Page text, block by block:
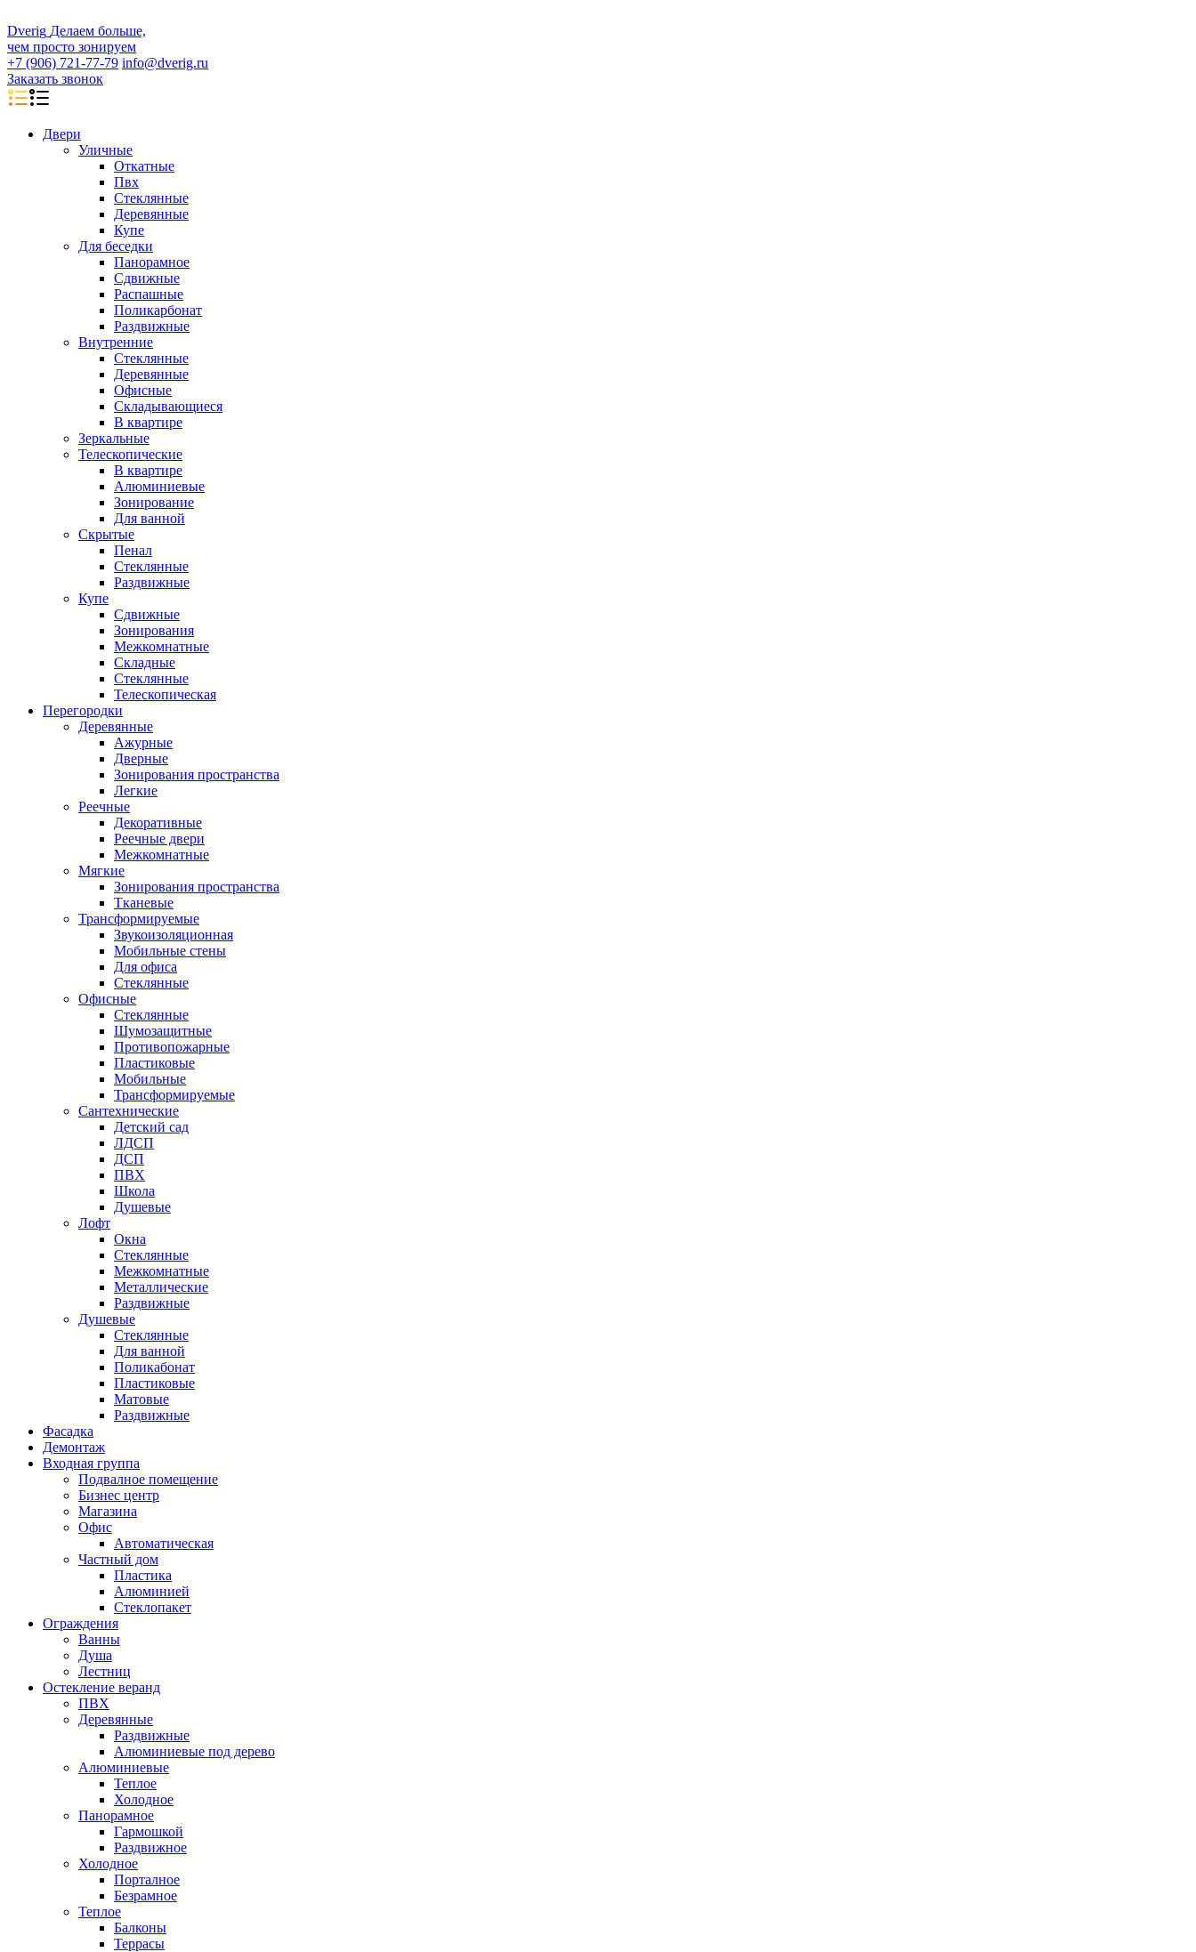
Dverig Делаем больше,
чем просто зонируем
+7 (906) 721-77-79 info@dverig.ru
Заказать звонок
Двери
Уличные
Откатные
Пвх
Стеклянные
Деревянные
Купе
Для беседки
Панорамное
Сдвижные
Распашные
Поликарбонат
Раздвижные
Внутренние
Стеклянные
Деревянные
Офисные
Складывающиеся
В квартире
Зеркальные
Телескопические
В квартире
Алюминиевые
Зонирование
Для ванной
Скрытые
Пенал
Стеклянные
Раздвижные
Купе
Сдвижные
Зонирования
Межкомнатные
Складные
Стеклянные
Телескопическая
Перегородки
Деревянные
Ажурные
Дверные
Зонирования пространства
Легкие
Реечные
Декоративные
Реечные двери
Межкомнатные
Мягкие
Зонирования пространства
Тканевые
Трансформируемые
Звукоизоляционная
Мобильные стены
Для офиса
Стеклянные
Офисные
Стеклянные
Шумозащитные
Противопожарные
Пластиковые
Мобильные
Трансформируемые
Сантехнические
Детский сад
ЛДСП
ДСП
ПВХ
Школа
Душевые
Лофт
Окна
Стеклянные
Межкомнатные
Металлические
Раздвижные
Душевые
Стеклянные
Для ванной
Поликабонат
Пластиковые
Матовые
Раздвижные
Фасадка
Демонтаж
Входная группа
Подвалное помещение
Бизнес центр
Магазина
Офис
Автоматическая
Частный дом
Пластика
Алюминией
Стеклопакет
Ограждения
Ванны
Душа
Лестниц
Остекление веранд
ПВХ
Деревянные
Раздвижные
Алюминиевые под дерево
Алюминиевые
Теплое
Холодное
Панорамное
Гармошкой
Раздвижное
Холодное
Порталное
Безрамное
Теплое
Балконы
Террасы